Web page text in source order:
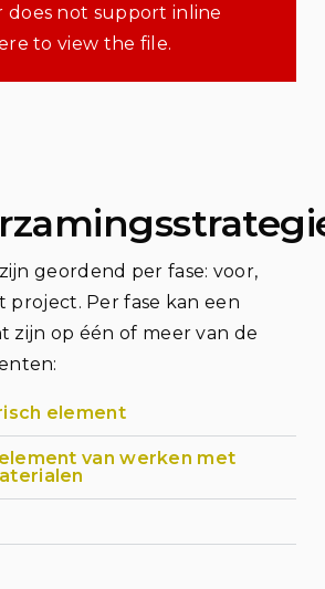
does not support inline
to view the file.
geordend per fase: voor,
project. Per fase kan een
zijn op één of meer van de
element
van werken met